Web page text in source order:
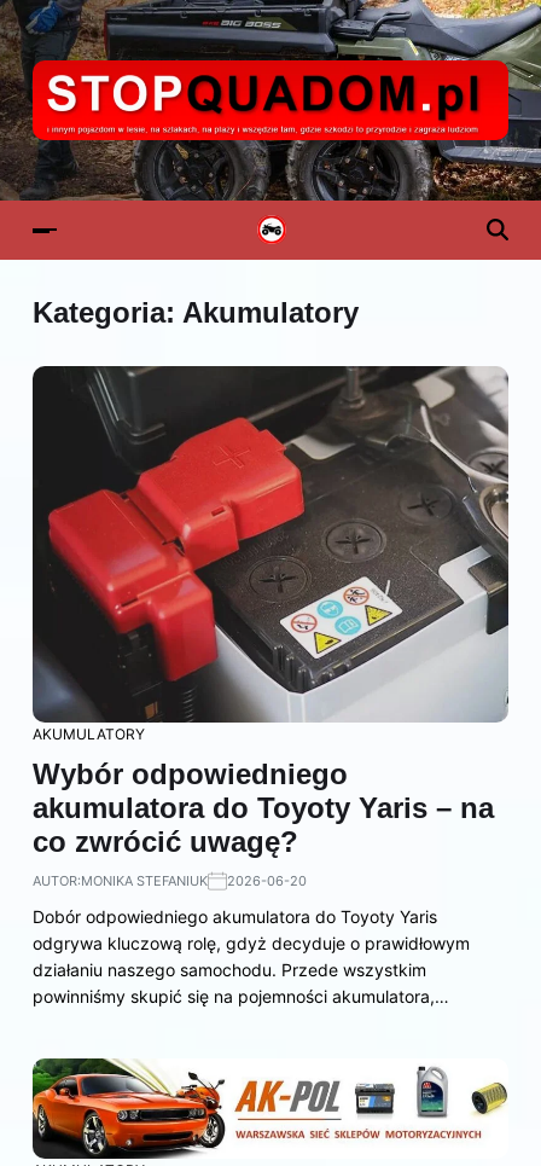
Kategoria: Akumulatory
AKUMULATORY
Wybór odpowiedniego
akumulatora do Toyoty Yaris – na
co zwrócić uwagę?
AUTOR:MONIKA STEFANIUK 2026-06-20
Dobór odpowiedniego akumulatora do Toyoty Yaris
odgrywa kluczową rolę, gdyż decyduje o prawidłowym
działaniu naszego samochodu. Przede wszystkim
powinniśmy skupić się na pojemności akumulatora,…